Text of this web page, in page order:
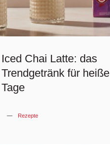
Iced Chai Latte: das
Trendgetränk für heiße
Tage
Rezepte